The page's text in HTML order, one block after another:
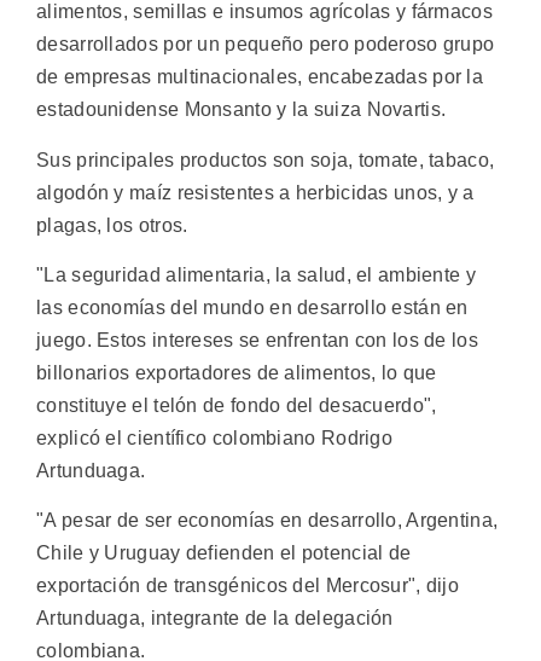
alimentos, semillas e insumos agrícolas y fármacos
desarrollados por un pequeño pero poderoso grupo
de empresas multinacionales, encabezadas por la
estadounidense Monsanto y la suiza Novartis.
Sus principales productos son soja, tomate, tabaco,
algodón y maíz resistentes a herbicidas unos, y a
plagas, los otros.
"La seguridad alimentaria, la salud, el ambiente y
las economías del mundo en desarrollo están en
juego. Estos intereses se enfrentan con los de los
billonarios exportadores de alimentos, lo que
constituye el telón de fondo del desacuerdo",
explicó el científico colombiano Rodrigo
Artunduaga.
"A pesar de ser economías en desarrollo, Argentina,
Chile y Uruguay defienden el potencial de
exportación de transgénicos del Mercosur", dijo
Artunduaga, integrante de la delegación
colombiana.